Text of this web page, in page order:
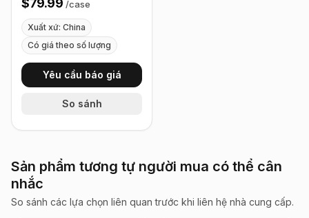
$79.99 /case
Xuất xứ: China
Có giá theo số lượng
Yêu cầu báo giá
So sánh
Sản phẩm tương tự người mua có thể cân
nhắc
So sánh các lựa chọn liên quan trước khi liên hệ nhà cung cấp.